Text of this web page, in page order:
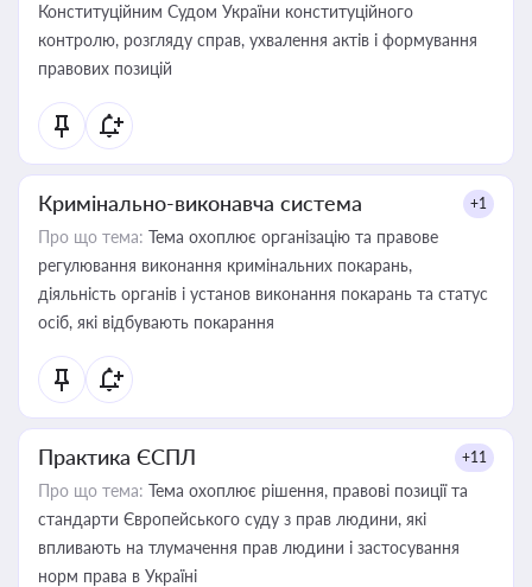
Конституційним Судом України конституційного
контролю, розгляду справ, ухвалення актів і формування
правових позицій
Кримінально-виконавча система +1
Про що тема: Тема охоплює організацію та правове
регулювання виконання кримінальних покарань,
діяльність органів і установ виконання покарань та статус
осіб, які відбувають покарання
Практика ЄСПЛ +11
Про що тема: Тема охоплює рішення, правові позиції та
стандарти Європейського суду з прав людини, які
впливають на тлумачення прав людини і застосування
норм права в Україні